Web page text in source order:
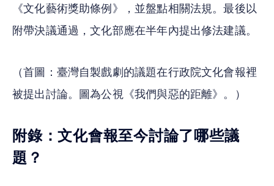
《文化藝術獎助條例》，並盤點相關法規。最後以
附帶決議通過，文化部應在半年內提出修法建議。
（首圖：臺灣自製戲劇的議題在行政院文化會報裡
被提出討論。圖為公視《我們與惡的距離》。）
附錄：文化會報至今討論了哪些議
題？